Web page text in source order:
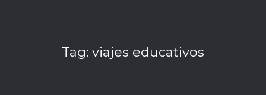
Tag: viajes educativos